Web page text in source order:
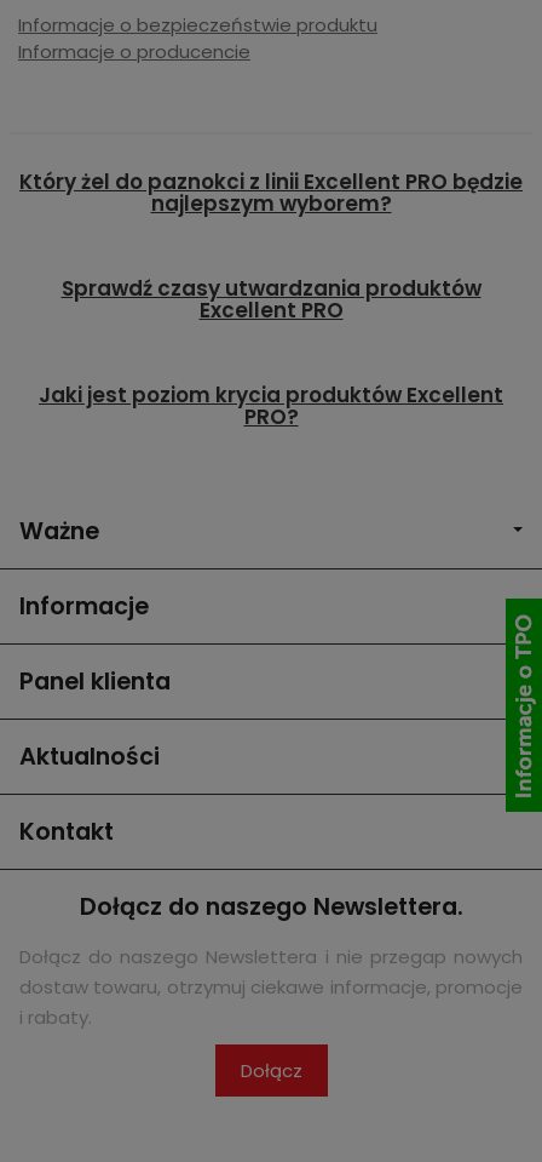
Informacje o bezpieczeństwie produktu
Informacje o producencie
Który żel do paznokci z linii Excellent PRO będzie
najlepszym wyborem?
Sprawdź czasy utwardzania produktów
Excellent PRO
Jaki jest poziom krycia produktów Excellent
PRO?
Ważne
Informacje
Panel klienta
Aktualności
Kontakt
Dołącz do naszego Newslettera.
Dołącz do naszego Newslettera i nie przegap nowych
dostaw towaru, otrzymuj ciekawe informacje, promocje
i rabaty.
Dołącz